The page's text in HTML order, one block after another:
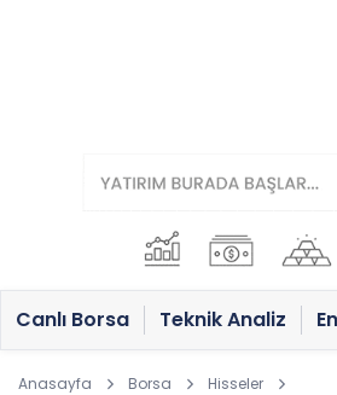
Canlı Borsa Teknik Analiz
Anasayfa Borsa Hisseler